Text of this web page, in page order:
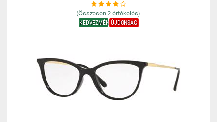
(Összesen 2 értékelés)
KEDVEZMÉNYÚJDONSÁG